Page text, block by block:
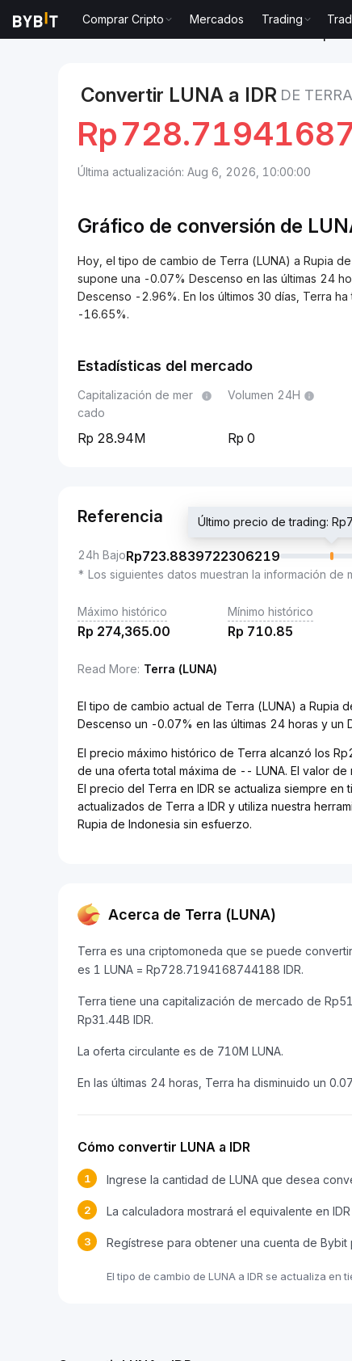
Comprar Cripto Mercados Trading
Convertir LUNA a IDR DE
Rp
Última actualización: Aug 6, 2026, 10:00:00
Gráfico de conversión de
Hoy, el tipo de cambio de Terra (LUNA) a Rupia
supone una -0.07% Descenso en las últimas 24
Descenso -2.96%. En los últimos 30 días, Terra
-16.65%.
Estadísticas del mercado
Capitalización de mer
cado
28.94M
Volumen 24H
0
Referencia
24h BajoRp723.8839722306219
Último precio de trading:
* Los siguientes datos muestran la información de
Máximo histórico
Rp 274,365.00
Mínimo histórico
Rp 710.85
Read More: Terra (LUNA)
El tipo de cambio actual de Terra (LUNA) a
Descenso un -0.07% en las últimas 24 horas y un
El precio máximo histórico de Terra alcanzó los
de una oferta total máxima de -- LUNA. El valor
El precio del Terra en IDR se actualiza siempre
actualizados de Terra a IDR y utiliza nuestra
Rupia de Indonesia sin esfuerzo.
Acerca de Terra (LUNA)
Terra es una criptomoneda que se puede
es 1 LUNA = Rp728.7194168744188 IDR.
Terra tiene una capitalización de mercado de
Rp31.44B IDR.
La oferta circulante es de 710M LUNA.
En las últimas 24 horas, Terra ha disminuido un
Cómo convertir LUNA a IDR
1 Ingrese la cantidad de LUNA que desea
2 La calculadora mostrará el equivalente en IDR
3 Regístrese para obtener una cuenta de
El tipo de cambio de LUNA a IDR se actualiza en